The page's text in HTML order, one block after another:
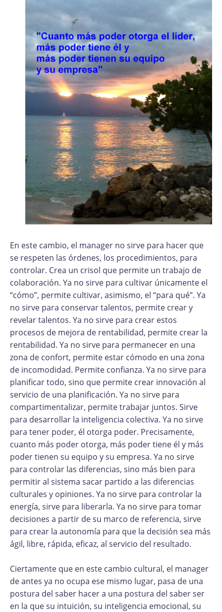
En este cambio, el manager no sirve para hacer que
se respeten las órdenes, los procedimientos, para
controlar. Crea un crisol que permite un trabajo de
colaboración. Ya no sirve para cultivar únicamente el
“cómo”, permite cultivar, asimismo, el “para qué”. Ya
no sirve para conservar talentos, permite crear y
revelar talentos. Ya no sirve para crear estos
procesos de mejora de rentabilidad, permite crear la
rentabilidad. Ya no sirve para permanecer en una
zona de confort, permite estar cómodo en una zona
de incomodidad. Permite confianza. Ya no sirve para
planificar todo, sino que permite crear innovación al
servicio de una planificación. Ya no sirve para
compartimentalizar, permite trabajar juntos. Sirve
para desarrollar la inteligencia colectiva. Ya no sirve
para tener poder, él otorga poder. Precisamente,
cuanto más poder otorga, más poder tiene él y más
poder tienen su equipo y su empresa. Ya no sirve
para controlar las diferencias, sino más bien para
permitir al sistema sacar partido a las diferencias
culturales y opiniones. Ya no sirve para controlar la
energía, sirve para liberarla. Ya no sirve para tomar
decisiones a partir de su marco de referencia, sirve
para crear la autonomía para que la decisión sea más
ágil, libre, rápida, eficaz, al servicio del resultado.
Ciertamente que en este cambio cultural, el manager
de antes ya no ocupa ese mismo lugar, pasa de una
postura del saber hacer a una postura del saber ser
en la que su intuición, su inteligencia emocional, su